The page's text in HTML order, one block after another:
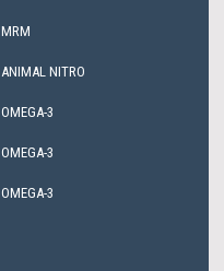
MRM
ANIMAL NITRO
OMEGA-3
OMEGA-3
OMEGA-3